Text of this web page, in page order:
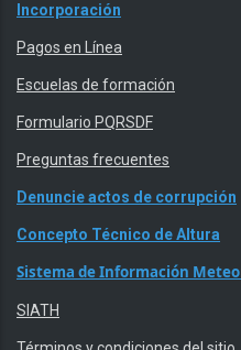
Incorporación
Pagos en Línea
Escuelas de formación
Formulario PQRSDF
Preguntas frecuentes
Denuncie actos de corrupción
Concepto Técnico de Altura
Sistema de Información
SIATH